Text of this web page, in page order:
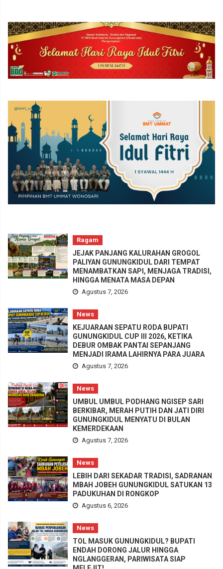
Ragam
JEJAK PANJANG KALURAHAN GROGOL
PALIYAN GUNUNGKIDUL DARI TEMPAT
MENAMBATKAN SAPI, MENJAGA TRADISI,
HINGGA MENATA MASA DEPAN
Agustus 7, 2026
News
KEJUARAAN SEPATU RODA BUPATI
GUNUNGKIDUL CUP III 2026, KETIKA
DEBUR OMBAK PANTAI SEPANJANG
MENJADI IRAMA LAHIRNYA PARA JUARA
Agustus 7, 2026
News
UMBUL UMBUL PODHANG NGISEP SARI
BERKIBAR, MERAH PUTIH DAN JATI DIRI
GUNUNGKIDUL MENYATU DI BULAN
KEMERDEKAAN
Agustus 7, 2026
News
LEBIH DARI SEKADAR TRADISI, SADRANAN
MBAH JOBEH GUNUNGKIDUL SATUKAN 13
PADUKUHAN DI RONGKOP
Agustus 6, 2026
News
TOL MASUK GUNUNGKIDUL? BUPATI
ENDAH DORONG JALUR HINGGA
NGLANGGERAN, PARIWISATA SIAP